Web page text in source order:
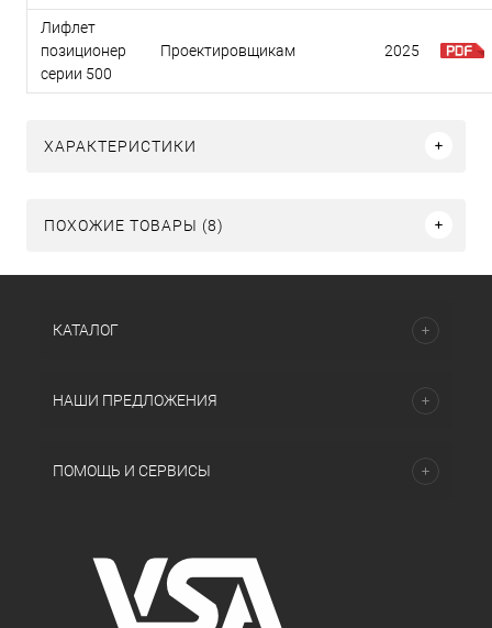
Лифлет
позиционер
серии 500
Проектировщикам 2025
ХАРАКТЕРИСТИКИ
ПОХОЖИЕ ТОВАРЫ (8)
КАТАЛОГ
НАШИ ПРЕДЛОЖЕНИЯ
ПОМОЩЬ И СЕРВИСЫ